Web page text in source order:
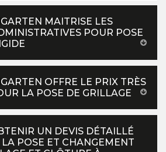
MAITRISE LES
POUR POSE
OFFRE LE PRIX TRÈS
LA POSE DE GRILLAGE
UN DEVIS DÉTAILLÉ
POSE ET CHANGEMENT